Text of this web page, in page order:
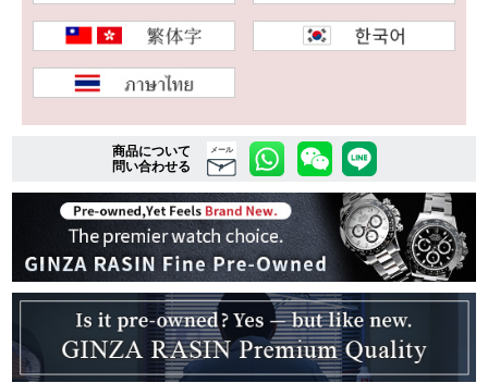
中古品 アンティーク品
WEB限定品
複数条件で商品を絞り込む
詳細検索はこちら
ご利用ガイド
GINZA RASINのプレミアムクオリティについて
商品について
問い合わせる
メール